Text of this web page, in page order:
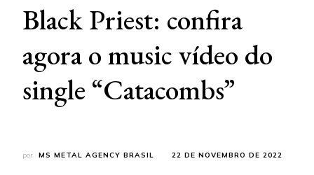
Black Priest: confira
agora o music vídeo do
single “Catacombs”
por MS METAL AGENCY BRASIL 22 DE NOVEMBRO DE 2022